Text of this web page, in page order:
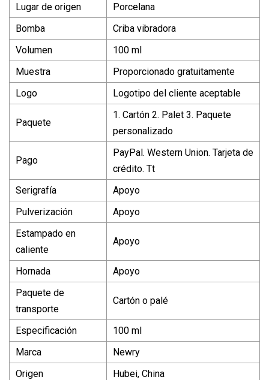
Lugar de origen
Porcelana
Bomba
Criba vibradora
Volumen
100 ml
Muestra
Proporcionado gratuitamente
Logo
Logotipo del cliente aceptable
Paquete
1. Cartón 2. Palet 3. Paquete
personalizado
Pago
PayPal. Western Union. Tarjeta de
crédito. Tt
Serigrafía
Apoyo
Pulverización
Apoyo
Estampado en
caliente
Apoyo
Hornada
Apoyo
Paquete de
transporte
Cartón o palé
Especificación
100 ml
Marca
Newry
Origen
Hubei, China